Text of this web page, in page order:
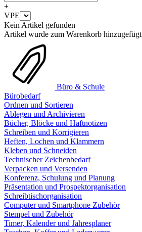
+
VPE
Kein Artikel gefunden
Artikel wurde zum Warenkorb hinzugefügt
Büro & Schule
Bürobedarf
Ordnen und Sortieren
Ablegen und Archivieren
Bücher, Blöcke und Haftnotizen
Schreiben und Korrigieren
Heften, Lochen und Klammern
Kleben und Schneiden
Technischer Zeichenbedarf
Verpacken und Versenden
Konferenz, Schulung und Planung
Präsentation und Prospektorganisation
Schreibtischorganisation
Computer und Smartphone Zubehör
Stempel und Zubehör
Timer, Kalender und Jahresplaner